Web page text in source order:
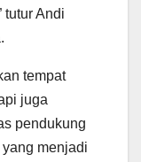
tutur Andi
tempat
juga
pendukung
menjadi